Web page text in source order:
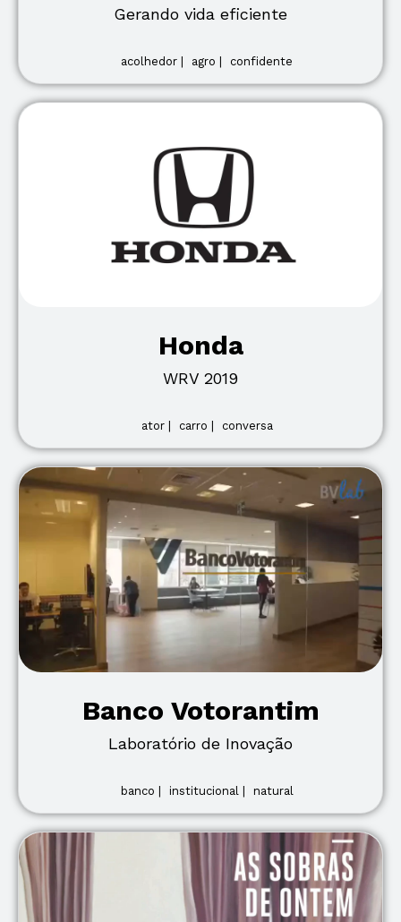
Gerando vida eficiente
acolhedor | agro | confidente
Honda
WRV 2019
ator | carro | conversa
Banco Votorantim
Laboratório de Inovação
banco | institucional | natural